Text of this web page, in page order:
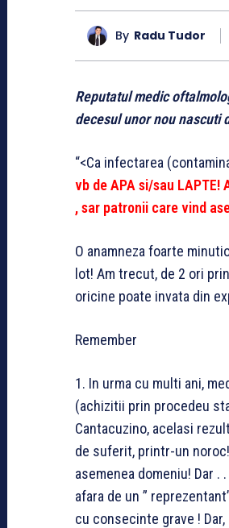
By Radu Tudor
Reputatul medic
decesul unor nou nascuti
“<Ca infectarea
vb de APA si/sau LAPTE!
, sar patronii care vind
O anamneza foarte
lot! Am trecut, de 2 ori
oricine poate invata din
Remember
1. In urma cu multi ani,
(achizitii prin procedeu
Cantacuzino, acelasi
de suferit, printr-un
asemenea domeniu! Dar
afara de un ”
cu consecinte grave !